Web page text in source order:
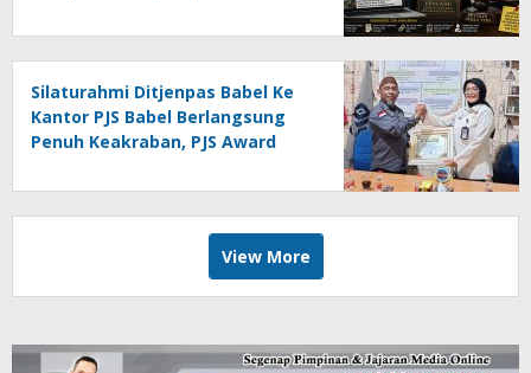
Silaturahmi Ditjenpas Babel Ke
Kantor PJS Babel Berlangsung
Penuh Keakraban, PJS Award
Agustina
View More